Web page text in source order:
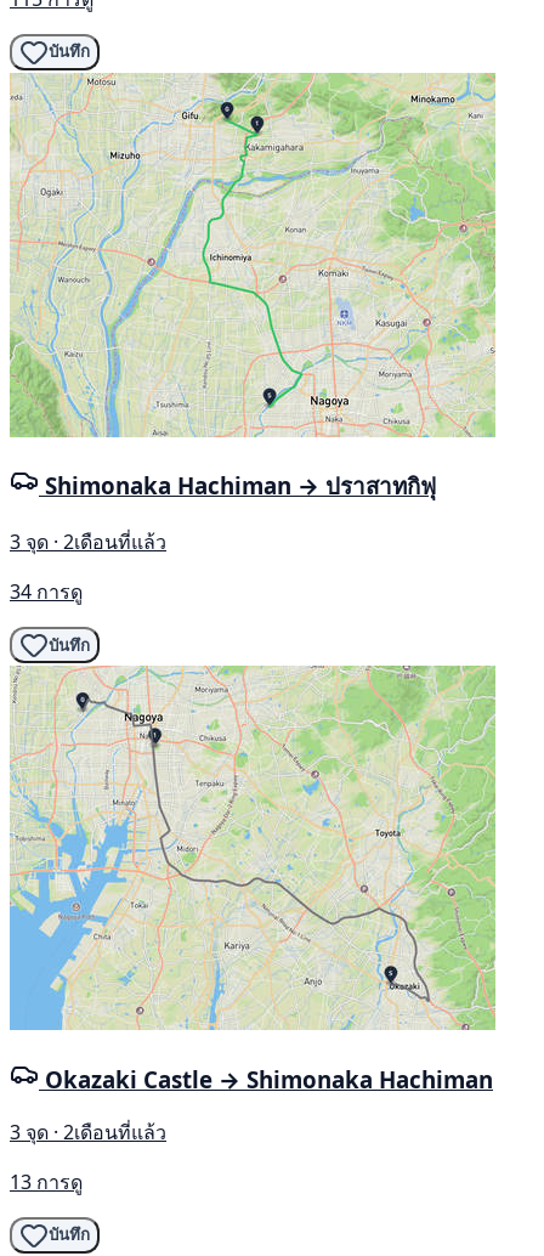
บันทึก
Shimonaka Hachiman → ปราสาทกิฟุ
3 จุด · 2เดือนที่แล้ว
34 การดู
บันทึก
Okazaki Castle → Shimonaka Hachiman
3 จุด · 2เดือนที่แล้ว
13 การดู
บันทึก